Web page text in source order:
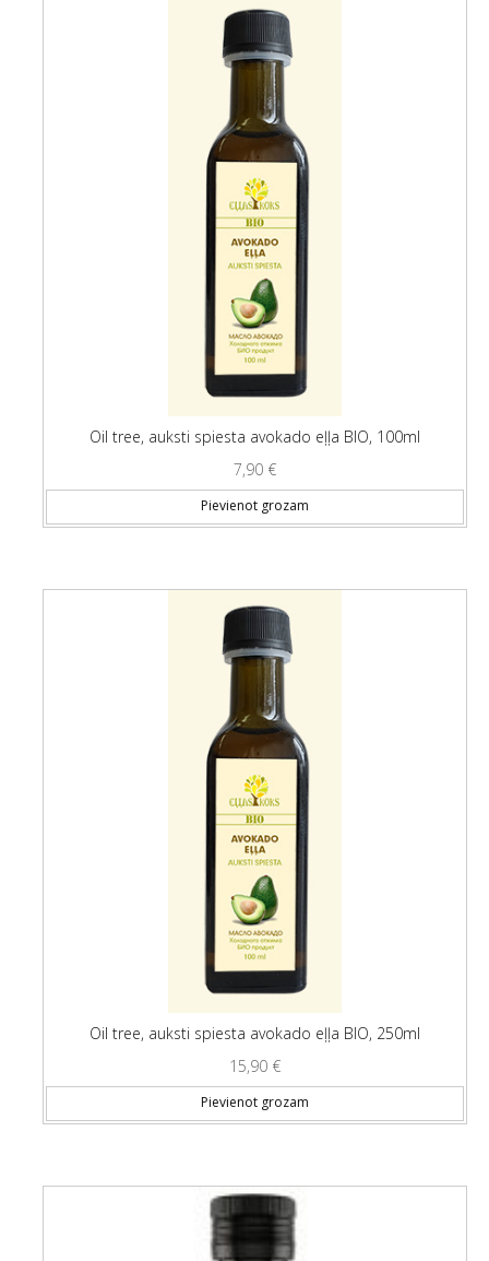
Oil tree, auksti spiesta avokado eļļa BIO, 100ml
7,90 €
Pievienot grozam
Oil tree, auksti spiesta avokado eļļa BIO, 250ml
15,90 €
Pievienot grozam